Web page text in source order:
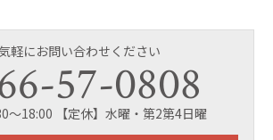
軽にお問い合わせください
57-0808
～18:00 【定休】水曜・第2第4日曜